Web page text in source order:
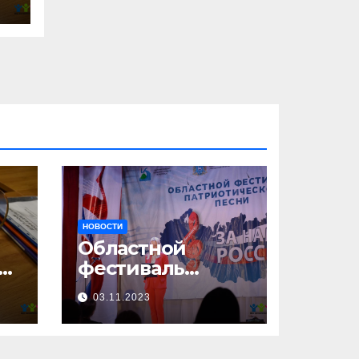
НОВОСТИ
Областной
фестиваль
патриотической
песни «За нами –
Россия!»
03.11.2023